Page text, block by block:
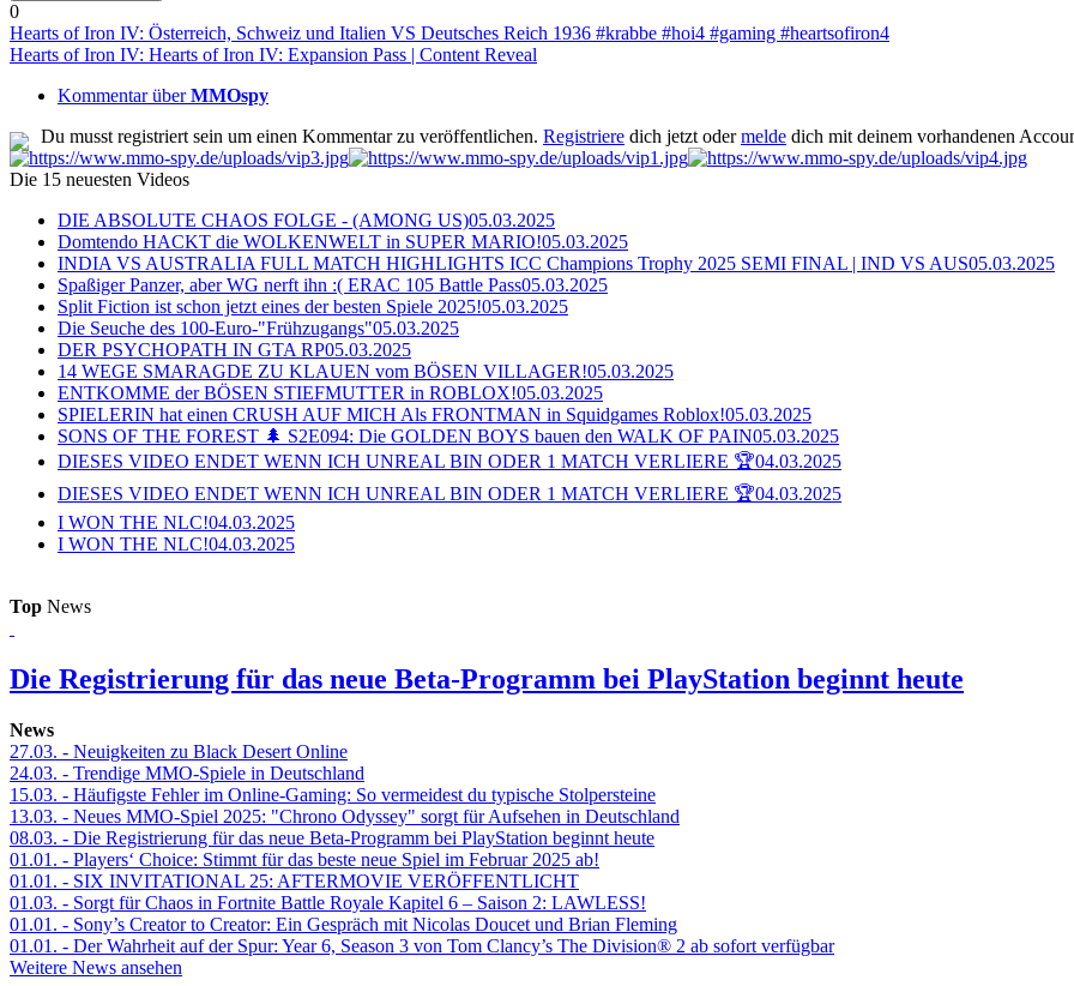
0
Hearts of Iron IV: Österreich, Schweiz und Italien VS Deutsches Reich 1936 #krabbe #hoi4 #gaming #heartsofiron4
Hearts of Iron IV: Hearts of Iron IV: Expansion Pass | Content Reveal
Kommentar überMMOspy
Du musst registriert sein um einen Kommentar zu veröffentlichen. Registriere dich jetzt odermelde dich mit deinem vorhandenen
Die 15 neuesten Videos
DIE ABSOLUTE CHAOS FOLGE - (AMONG US)05.03.2025
Domtendo HACKT die WOLKENWELT in SUPER MARIO!05.03.2025
INDIA VS AUSTRALIA FULL MATCH HIGHLIGHTS ICC Champions Trophy 2025 SEMI FINAL | IND VS AUS05.03.2025
Spaßiger Panzer, aber WG nerft ihn :( ERAC 105 Battle Pass05.03.2025
Split Fiction ist schon jetzt eines der besten Spiele 2025!05.03.2025
Die Seuche des 100-Euro-"Frühzugangs"05.03.2025
DER PSYCHOPATH IN GTA RP05.03.2025
14 WEGE SMARAGDE ZU KLAUEN vom BÖSEN VILLAGER!05.03.2025
ENTKOMME der BÖSEN STIEFMUTTER in ROBLOX!05.03.2025
SPIELERIN hat einen CRUSH AUF MICH Als FRONTMAN in Squidgames Roblox!05.03.2025
SONS OF THE FOREST 🌲 S2E094: Die GOLDEN BOYS bauen den WALK OF PAIN05.03.2025
DIESES VIDEO ENDET WENN ICH UNREAL BIN ODER 1 MATCH VERLIERE 🏆04.03.2025
DIESES VIDEO ENDET WENN ICH UNREAL BIN ODER 1 MATCH VERLIERE 🏆04.03.2025
I WON THE NLC!04.03.2025
I WON THE NLC!04.03.2025
Top News
Die Registrierung für das neue Beta-Programm bei PlayStation beginnt heute
News
27.03. - Neuigkeiten zu Black Desert Online
24.03. - Trendige MMO-Spiele in Deutschland
15.03. - Häufigste Fehler im Online-Gaming: So vermeidest du typische Stolpersteine
13.03. - Neues MMO-Spiel 2025: "Chrono Odyssey" sorgt für Aufsehen in Deutschland
08.03. - Die Registrierung für das neue Beta-Programm bei PlayStation beginnt heute
01.01. - Players‘ Choice: Stimmt für das beste neue Spiel im Februar 2025 ab!
01.01. - SIX INVITATIONAL 25: AFTERMOVIE VERÖFFENTLICHT
01.03. - Sorgt für Chaos in Fortnite Battle Royale Kapitel 6 – Saison 2: LAWLESS!
01.01. - Sony’s Creator to Creator: Ein Gespräch mit Nicolas Doucet und Brian Fleming
01.01. - Der Wahrheit auf der Spur: Year 6, Season 3 von Tom Clancy’s The Division® 2 ab sofort verfügbar
Weitere News ansehen